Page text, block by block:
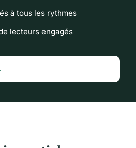
à tous les rythmes
lecteurs engagés